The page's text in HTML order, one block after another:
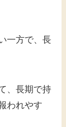
一方で、長
、長期で持
われやす